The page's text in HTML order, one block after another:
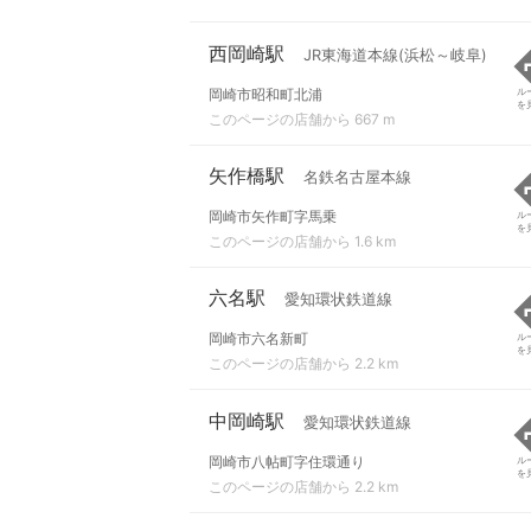
西岡崎駅 JR東海道本線(浜松～岐阜)
岡崎市昭和町北浦
このページの店舗から 667 m
ル
を
矢作橋駅 名鉄名古屋本線
岡崎市矢作町字馬乗
このページの店舗から 1.6 km
ル
を
六名駅 愛知環状鉄道線
岡崎市六名新町
このページの店舗から 2.2 km
ル
を
中岡崎駅 愛知環状鉄道線
岡崎市八帖町字住環通り
このページの店舗から 2.2 km
ル
を